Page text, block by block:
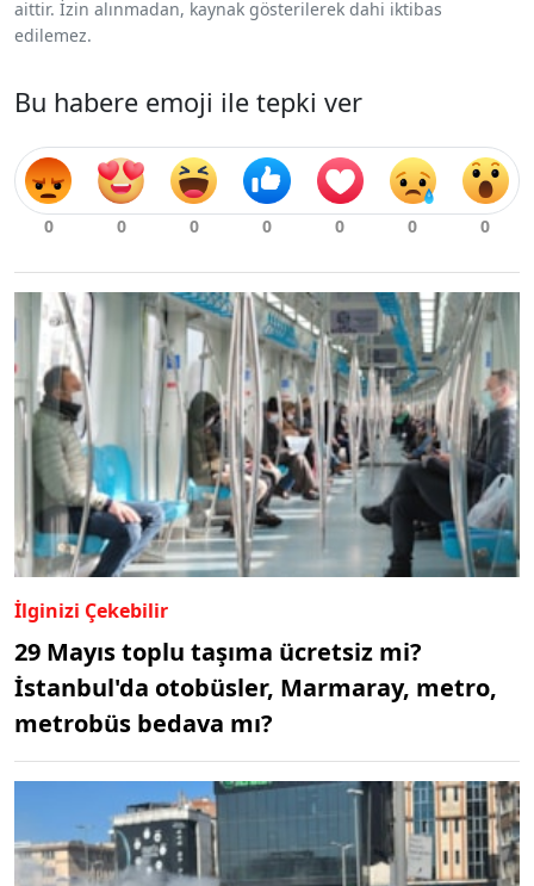
aittir. İzin alınmadan, kaynak gösterilerek dahi iktibas
edilemez.
Bu habere emoji ile tepki ver
İlginizi Çekebilir
29 Mayıs toplu taşıma ücretsiz mi?
İstanbul'da otobüsler, Marmaray, metro,
metrobüs bedava mı?